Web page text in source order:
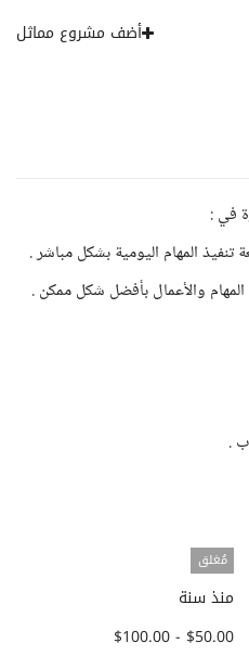
أضف مشروع مماثل
في :
تنفيذ المهام اليومية بشكل مباشر .
والأعمال بأفضل شكل ممكن .
.
مُغلق
منذ سنة
$50.00 - $100.00